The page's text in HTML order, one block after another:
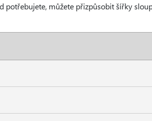
potřebujete, můžete přizpůsobit šířky